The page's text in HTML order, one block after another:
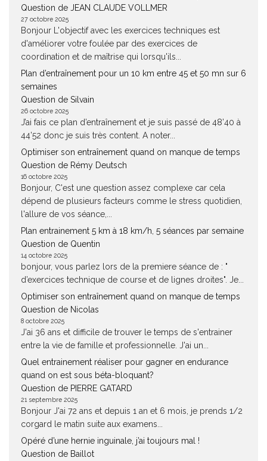
Question de JEAN CLAUDE VOLLMER
27 octobre 2025
Bonjour L'objectif avec les exercices techniques est
d'améliorer votre foulée par des exercices de
coordination et de maîtrise qui lorsqu'ils...
Plan d’entraînement pour un 10 km entre 45 et 50 mn sur 6
semaines
Question de Silvain
26 octobre 2025
J’ai fais ce plan d’entraînement et je suis passé de 48’40 à
44’52 donc je suis très content. A noter...
Optimiser son entraînement quand on manque de temps
Question de Rémy Deutsch
16 octobre 2025
Bonjour, C'est une question assez complexe car cela
dépend de plusieurs facteurs comme le stress quotidien,
l'allure de vos séance,...
Plan entrainement 5 km à 18 km/h, 5 séances par semaine
Question de Quentin
14 octobre 2025
bonjour, vous parlez lors de la premiere séance de : "
d’exercices technique de course et de lignes droites". Je...
Optimiser son entraînement quand on manque de temps
Question de Nicolas
8 octobre 2025
J'ai 36 ans et difficile de trouver le temps de s'entrainer
entre la vie de famille et professionnelle. J'ai un...
Quel entrainement réaliser pour gagner en endurance
quand on est sous béta-bloquant?
Question de PIERRE GATARD
21 septembre 2025
Bonjour J'ai 72 ans et depuis 1 an et 6 mois, je prends 1/2
corgard le matin suite aux examens...
Opéré d’une hernie inguinale, j’ai toujours mal !
Question de Baillot